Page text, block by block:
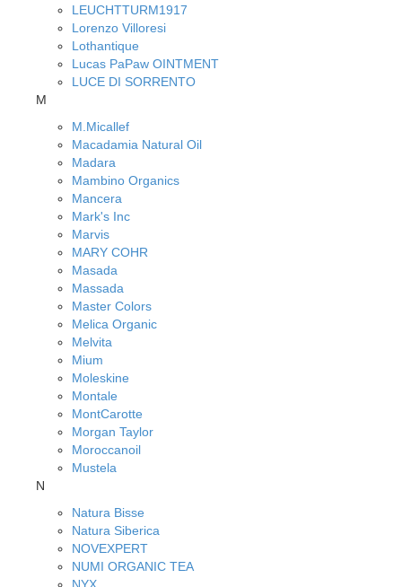
LEUCHTTURM1917
Lorenzo Villoresi
Lothantique
Lucas PaPaw OINTMENT
LUCE DI SORRENTO
M
M.Micallef
Macadamia Natural Oil
Madara
Mambino Organics
Mancera
Mark's Inc
Marvis
MARY COHR
Masada
Massada
Master Colors
Melica Organic
Melvita
Mium
Moleskine
Montale
MontCarotte
Morgan Taylor
Moroccanoil
Mustela
N
Natura Bisse
Natura Siberica
NOVEXPERT
NUMI ORGANIC TEA